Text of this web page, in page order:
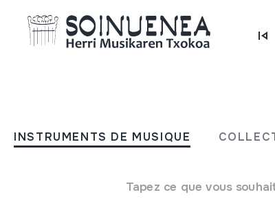
INSTRUMENTS DE MUSIQUE
Tapez ce que vous
BONBARDINOA
Type d'instrument de musique